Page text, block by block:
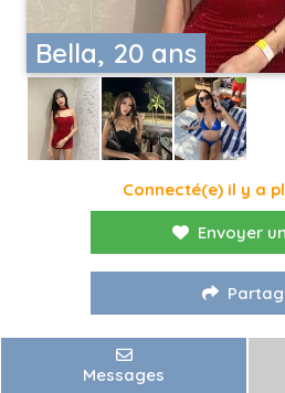
Bella, 20 ans
Connecté(e) il y a
Envoyer
Messages